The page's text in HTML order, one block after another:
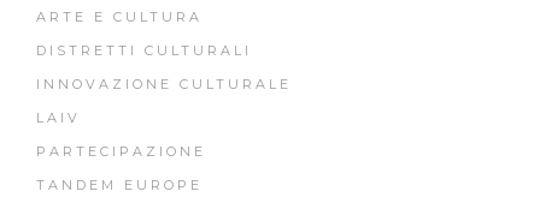
ARTE E CULTURA
DISTRETTI CULTURALI
INNOVAZIONE CULTURALE
LAIV
PARTECIPAZIONE
TANDEM EUROPE